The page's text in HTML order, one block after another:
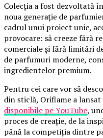
Colecția a fost dezvoltată
noua generație de
cadrul unui proiect unic,
provocare: să creeze fără
comerciale și fără limitări
de parfumuri moderne,
ingredientelor premium.
Pentru cei care vor să
din sticlă, Oriflame a lansat
disponibile pe YouTube,
proces de creație, de la
până la competiția dintre